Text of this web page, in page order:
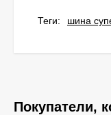
Теги: шина
Покупатели,